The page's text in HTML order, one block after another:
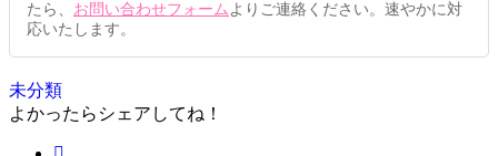
たら、 お問い合わせフォーム よりご連絡ください。速やかに対
応いたします。
未分類
よかったらシェアしてね！